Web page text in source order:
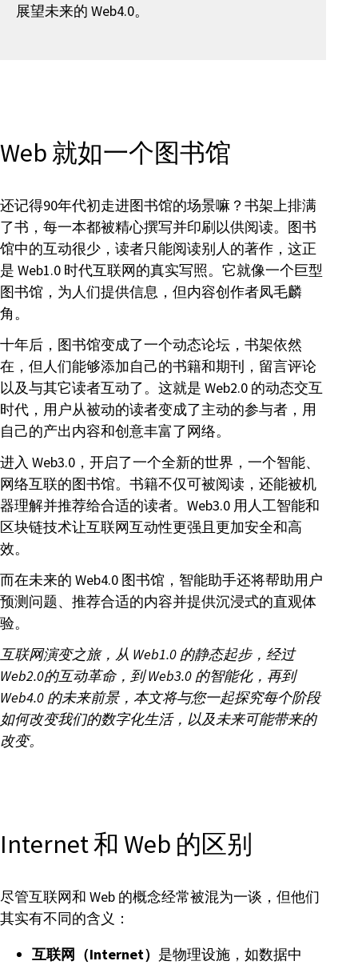
展望未来的 Web4.0。
Web 就如一个图书馆
还记得90年代初走进图书馆的场景嘛？书架上排满
了书，每一本都被精心撰写并印刷以供阅读。图书
馆中的互动很少，读者只能阅读别人的著作，这正
是 Web1.0 时代互联网的真实写照。它就像一个巨型
图书馆，为人们提供信息，但内容创作者凤毛麟
角。
十年后，图书馆变成了一个动态论坛，书架依然
在，但人们能够添加自己的书籍和期刊，留言评论
以及与其它读者互动了。这就是 Web2.0 的动态交互
时代，用户从被动的读者变成了主动的参与者，用
自己的产出内容和创意丰富了网络。
进入 Web3.0，开启了一个全新的世界，一个智能、
网络互联的图书馆。书籍不仅可被阅读，还能被机
器理解并推荐给合适的读者。Web3.0 用人工智能和
区块链技术让互联网互动性更强且更加安全和高
效。
而在未来的 Web4.0 图书馆，智能助手还将帮助用户
预测问题、推荐合适的内容并提供沉浸式的直观体
验。
互联网演变之旅，从 Web1.0 的静态起步，经过
Web2.0的互动革命，到 Web3.0 的智能化，再到
Web4.0 的未来前景，本文将与您一起探究每个阶段
如何改变我们的数字化生活，以及未来可能带来的
改变。
Internet 和 Web 的区别
尽管互联网和 Web 的概念经常被混为一谈，但他们
其实有不同的含义：
互联网（Internet） 是物理设施，如数据中